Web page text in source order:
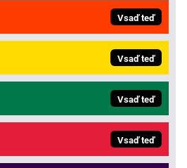
Vsaď teď
Vsaď teď
Vsaď teď
Vsaď teď